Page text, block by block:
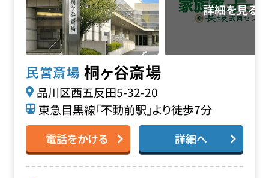
民営斎場 桐ヶ谷斎場
品川区西五反田5-32-20
東急目黒線「不動前駅」より徒歩7分
電話をかける 詳細へ